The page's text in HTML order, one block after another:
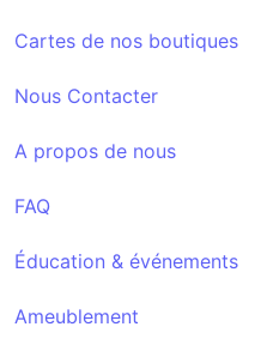
Cartes de nos boutiques
Nous Contacter
A propos de nous
FAQ
Éducation & événements
Ameublement